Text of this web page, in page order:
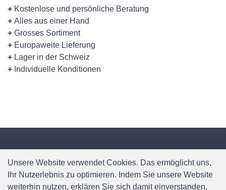
+ Kostenlose und persönliche Beratung
+ Alles aus einer Hand
+ Grosses Sortiment
+ Europaweite Lieferung
+ Lager in der Schweiz
+ Individuelle Konditionen
Kontakt
Spälti AG
Unsere Website verwendet Cookies. Das ermöglicht uns,
Ihr Nutzerlebnis zu optimieren. Indem Sie unsere Website
weiterhin nutzen, erklären Sie sich damit einverstanden.